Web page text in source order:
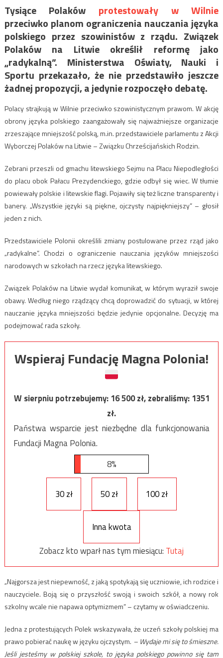
Tysiące Polaków protestowały w Wilnie
przeciwko planom ograniczenia nauczania języka
polskiego przez szowinistów z rządu. Związek
Polaków na Litwie określił reformę jako
„radykalną”. Ministerstwa Oświaty, Nauki i
Sportu przekazało, że nie przedstawiło jeszcze
żadnej propozycji, a jedynie rozpoczęło debatę.
Polacy strajkują w Wilnie przeciwko szowinistycznym prawom. W akcję
obrony języka polskiego zaangażowały się najważniejsze organizacje
zrzeszające mniejszość polską, m.in. przedstawiciele parlamentu z Akcji
Wyborczej Polaków na Litwie – Związku Chrześcijańskich Rodzin.
Zebrani przeszli od gmachu litewskiego Sejmu na Placu Niepodległości
do placu obok Pałacu Prezydenckiego, gdzie odbył się wiec. W tłumie
powiewały polskie i litewskie flagi. Pojawiły się też liczne transparenty i
banery. „Wszystkie języki są piękne, ojczysty najpiękniejszy” – głosił
jeden z nich.
Przedstawiciele Polonii określili zmiany postulowane przez rząd jako
„radykalne”. Chodzi o ograniczenie nauczania języków mniejszości
narodowych w szkołach na rzecz języka litewskiego.
Związek Polaków na Litwie wydał komunikat, w którym wyraził swoje
obawy. Według niego rządzący chcą doprowadzić do sytuacji, w której
nauczanie języka mniejszości będzie jedynie opcjonalne. Decyzję ma
podejmować rada szkoły.
Wspieraj Fundację Magna Polonia!
W sierpniu potrzebujemy:16 500zł, zebraliśmy:1351
zł.
Państwa wsparcie jest niezbędne dla funkcjonowania
Fundacji Magna Polonia.
8%
30 zł 50 zł 100 zł
Inna kwota
Zobacz kto wparł nas tym miesiącu: Tutaj
„Najgorsza jest niepewność, z jaką spotykają się uczniowie, ich rodzice i
nauczyciele. Boją się o przyszłość swoją i swoich szkół, a nowy rok
szkolny wcale nie napawa optymizmem” – czytamy w oświadczeniu.
Jedna z protestujących Polek wskazywała, że uczeń szkoły polskiej ma
prawo pobierać naukę w języku ojczystym. – Wydaje mi się to śmieszne.
Jeśli jesteśmy w polskiej szkole, to języka polskiego powinno się tam